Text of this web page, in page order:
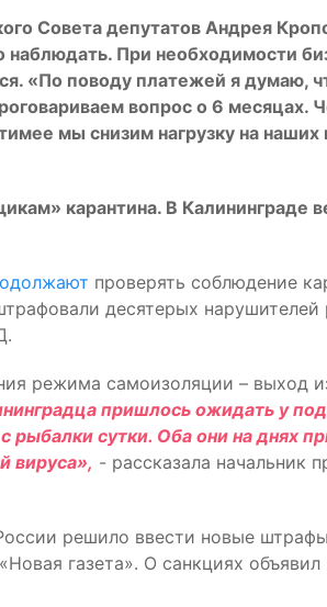
Совета депутатов Андрея
наблюдать. При необходимости
«По поводу платежей я думаю,
вопрос о 6 месяцах.
мы снизим нагрузку на наших
карантина. В Калининграде
проверять соблюдение
десятерых
режима самоизоляции – выход
пришлось ожидать у
рыбалки сутки. Оба они на днях
вируса», - рассказала начальник
решило ввести новые
газета». О санкциях